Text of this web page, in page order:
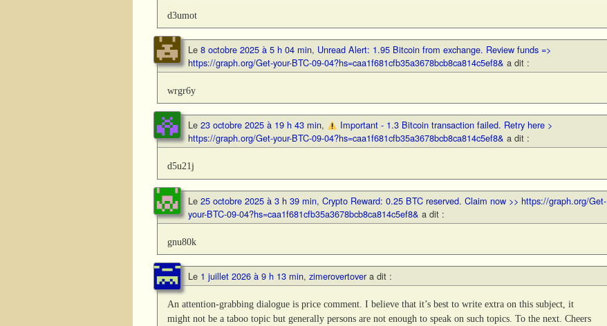
d3umot
Le 8 octobre 2025 à 5 h 04 min, Unread Alert: 1.95 Bitcoin from exchange. Review funds =>
https://graph.org/Get-your-BTC-09-04?hs=caa1f681cfb35a3678bcb8ca814c5ef8& a dit :
wrgr6y
Le 23 octobre 2025 à 19 h 43 min,
Important - 1.3 Bitcoin transaction failed. Retry here >
https://graph.org/Get-your-BTC-09-04?hs=caa1f681cfb35a3678bcb8ca814c5ef8& a dit :
d5u21j
Le 25 octobre 2025 à 3 h 39 min, Crypto Reward: 0.25 BTC reserved. Claim now >> https://graph.org/Get-
your-BTC-09-04?hs=caa1f681cfb35a3678bcb8ca814c5ef8& a dit :
gnu80k
Le 1 juillet 2026 à 9 h 13 min, zimerovertover a dit :
An attention-grabbing dialogue is price comment. I believe that it’s best to write extra on this subject, it
might not be a taboo topic but generally persons are not enough to speak on such topics. To the next. Cheers